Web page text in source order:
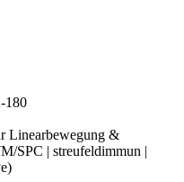
180
Linearbewegung &
SPC | streufeldimmun |